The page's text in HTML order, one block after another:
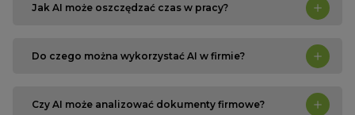
Jak AI może oszczędzać czas w pracy?
Do czego można wykorzystać AI w firmie?
Czy AI może analizować dokumenty firmowe?